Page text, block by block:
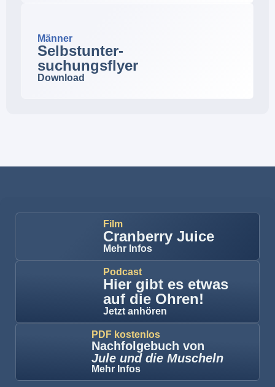
Männer
Selbstunter-
suchungsflyer
Download
Film
Cranberry Juice
Mehr Infos
Podcast
Hier gibt es etwas
auf die Ohren!
Jetzt anhören
PDF kostenlos
Nachfolgebuch von
Jule und die Muscheln
Mehr Infos